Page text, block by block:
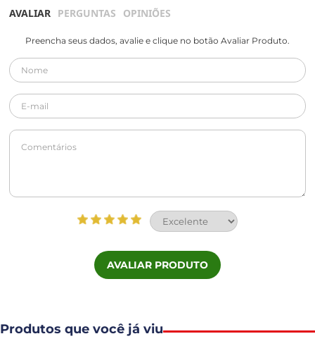
AVALIAR PERGUNTAS OPINIÕES
Preencha seus dados, avalie e clique no botão Avaliar Produto.
AVALIAR PRODUTO
Produtos que você já viu